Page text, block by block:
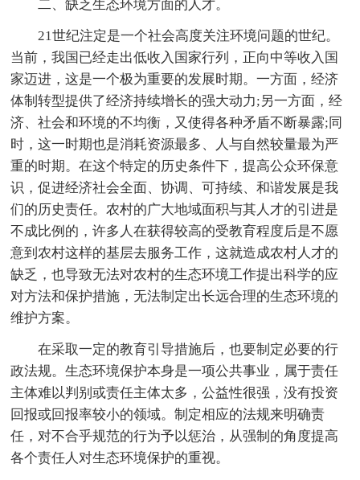
二、缺乏生态环境方面的人才。
21世纪注定是一个社会高度关注环境问题的世纪。
当前，我国已经走出低收入国家行列，正向中等收入国
家迈进，这是一个极为重要的发展时期。一方面，经济
体制转型提供了经济持续增长的强大动力;另一方面，经
济、社会和环境的不均衡，又使得各种矛盾不断暴露;同
时，这一时期也是消耗资源最多、人与自然较量最为严
重的时期。在这个特定的历史条件下，提高公众环保意
识，促进经济社会全面、协调、可持续、和谐发展是我
们的历史责任。农村的广大地域面积与其人才的引进是
不成比例的，许多人在获得较高的受教育程度后是不愿
意到农村这样的基层去服务工作，这就造成农村人才的
缺乏，也导致无法对农村的生态环境工作提出科学的应
对方法和保护措施，无法制定出长远合理的生态环境的
维护方案。
在采取一定的教育引导措施后，也要制定必要的行
政法规。生态环境保护本身是一项公共事业，属于责任
主体难以判别或责任主体太多，公益性很强，没有投资
回报或回报率较小的领域。制定相应的法规来明确责
任，对不合乎规范的行为予以惩治，从强制的角度提高
各个责任人对生态环境保护的重视。